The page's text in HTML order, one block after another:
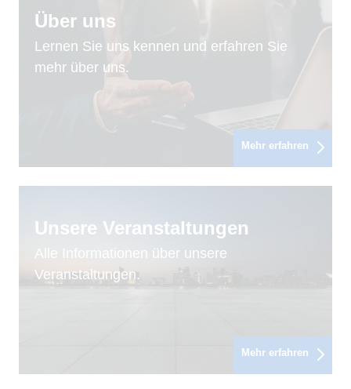
Über uns
Lernen Sie uns kennen und erfahren Sie
mehr über uns.
Mehr erfahren
Unsere Veranstaltungen
Alle Informationen über unsere
Veranstaltungen.
Mehr erfahren